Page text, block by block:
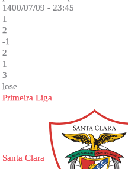
1400/07/09 - 23:45
1
2
-1
2
1
3
lose
Primeira Liga
Santa Clara